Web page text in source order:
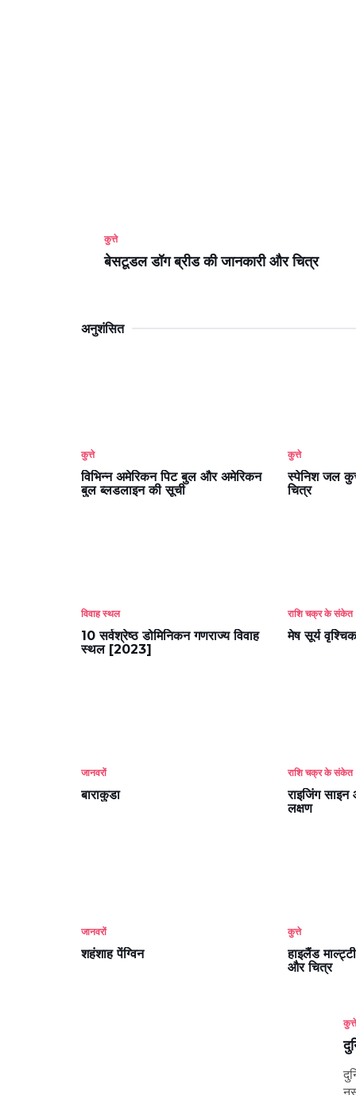
कुत्ते
बेसटूडल डॉग ब्रीड की जानकारी और चित्र
अनुशंसित
कुत्ते
विभिन्न अमेरिकन पिट बुल और अमेरिकन
बुल ब्लडलाइन की सूची
कुत्ते
स्पेनिश जल
चित्र
विवाह स्थल
10 सर्वश्रेष्ठ डोमिनिकन गणराज्य विवाह
स्थल [2023]
राशि चक्र के संकेत
मेष सूर्य
जानवरों
बाराकुडा
राशि चक्र के संकेत
राइजिंग साइन
लक्षण
जानवरों
शहंशाह पेंग्विन
कुत्ते
हाइलैंड
और चित्र
कुत्ते